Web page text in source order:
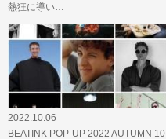
熱狂に導い…
2022.10.06
BEATINK POP-UP 2022 AUTUMN 10